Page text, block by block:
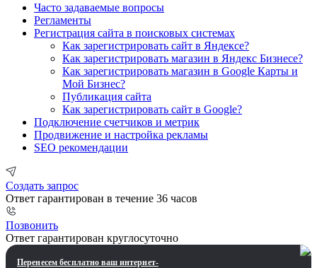
Часто задаваемые вопросы
Регламенты
Регистрация сайта в поисковых системах
Как зарегистрировать сайт в Яндексе?
Как зарегистрировать магазин в Яндекс Бизнесе?
Как зарегистрировать магазин в Google Карты и
Мой Бизнес?
Публикация сайта
Как зарегистрировать сайт в Google?
Подключение счетчиков и метрик
Продвижение и настройка рекламы
SEO рекомендации
Создать запрос
Ответ гарантирован в течение 36 часов
Позвонить
Ответ гарантирован круглосуточно
Перенесем бесплатно ваш интернет-